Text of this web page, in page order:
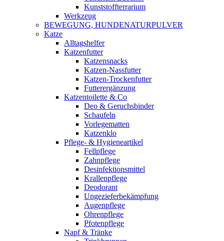
Kunststoffterrarium
Werkzeug
BEWEGUNG, HUNDENATURPULVER
Katze
Alltagshelfer
Katzenfutter
Katzensnacks
Katzen-Nassfutter
Katzen-Trockenfutter
Futterergänzung
Katzentoilette & Co
Deo & Geruchsbinder
Schaufeln
Vorlegematten
Katzenklo
Pflege- & Hygieneartikel
Fellpflege
Zahnpflege
Desinfektionsmittel
Krallenpflege
Deodorant
Ungezieferbekämpfung
Augenpflege
Ohrenpflege
Pfotenpflege
Napf & Tränke